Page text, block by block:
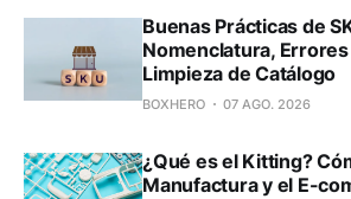
Buenas Prácticas de
Nomenclatura,
Limpieza de Catálogo
BOXHERO 07 AGO. 2026
¿Qué es el Kitting?
Manufactura y el E-